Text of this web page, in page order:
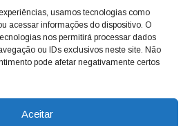
usamos tecnologias como
acessar informações do dispositivo. O
nos permitirá processar dados
ou IDs exclusivos neste site. Não
pode afetar negativamente certos
Aceitar
melhores notícias. Nunca
do cidadão, sempre
públicos em busca de melhorias
cobrando resoluções para casos